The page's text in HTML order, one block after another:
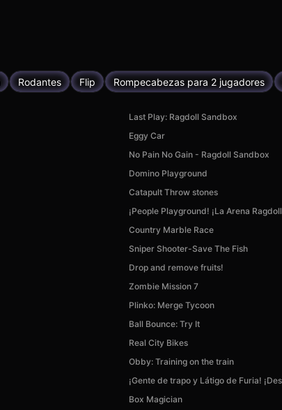
Rodantes Flip Rompecabezas para 2 jugadores
Last Play: Ragdoll Sandbox
Eggy Car
No Pain No Gain - Ragdoll Sandbox
Domino Playground
Catapult Throw stones
¡People Playground! ¡La Arena
Country Marble Race
Sniper Shooter-Save The Fish
Drop and remove fruits!
Zombie Mission 7
Plinko: Merge Tycoon
Ball Bounce: Try It
Real City Bikes
Obby: Training on the train
¡Gente de trapo y Látigo de Furia!
Box Magician